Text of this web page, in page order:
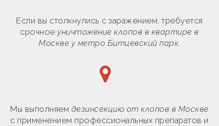
Если вы столкнулись с заражением, требуется
срочное уничтожение клопов в квартире в
Москве у метро Битцевский парк.
Мы выполняем дезинсекцию от клопов в Москве
с применением профессиональных препаратов и